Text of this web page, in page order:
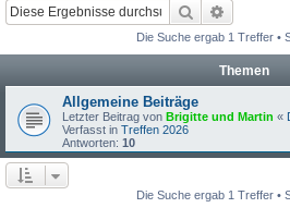
Suche
Die Suche ergab 1 Treffer •
Themen
Allgemeine Beiträge
Letzter Beitrag von Brigitte und Martin «
Verfasst in Treffen 2026
Antworten: 10
Die Suche ergab 1 Treffer •